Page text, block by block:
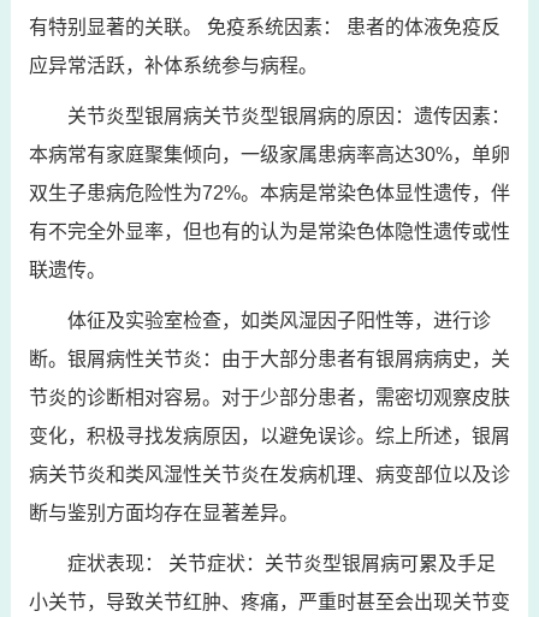
有特别显著的关联。 免疫系统因素： 患者的体液免疫反
应异常活跃，补体系统参与病程。
关节炎型银屑病关节炎型银屑病的原因：遗传因素：
本病常有家庭聚集倾向，一级家属患病率高达30%，单卵
双生子患病危险性为72%。本病是常染色体显性遗传，伴
有不完全外显率，但也有的认为是常染色体隐性遗传或性
联遗传。
体征及实验室检查，如类风湿因子阳性等，进行诊
断。银屑病性关节炎：由于大部分患者有银屑病病史，关
节炎的诊断相对容易。对于少部分患者，需密切观察皮肤
变化，积极寻找发病原因，以避免误诊。综上所述，银屑
病关节炎和类风湿性关节炎在发病机理、病变部位以及诊
断与鉴别方面均存在显著差异。
症状表现： 关节症状：关节炎型银屑病可累及手足
小关节，导致关节红肿、疼痛，严重时甚至会出现关节变